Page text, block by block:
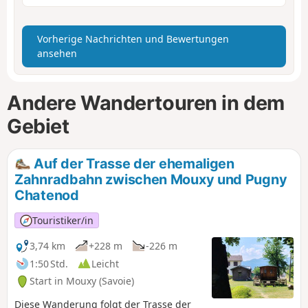
Vorherige Nachrichten und Bewertungen
ansehen
Andere Wandertouren in dem
Gebiet
Auf der Trasse der ehemaligen
Zahnradbahn zwischen Mouxy und Pugny
Chatenod
Touristiker/in
3,74 km
+228 m
-226 m
1:50 Std.
Leicht
Start in Mouxy (Savoie)
Diese Wanderung folgt der Trasse der